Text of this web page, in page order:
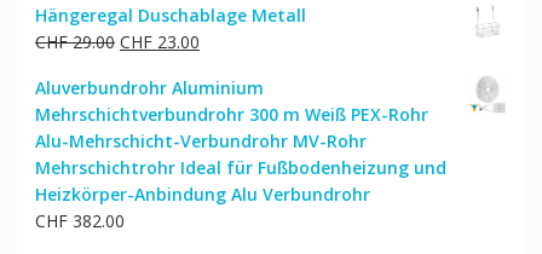
Hängeregal Duschablage Metall
CHF29.00 Ursprünglicher
war:
CHF 29.00
CHF23.00Aktueller
ist:
CHF 23.00.
Aluverbundrohr Aluminium
Mehrschichtverbundrohr 300 m Weiß PEX-Rohr
Alu-Mehrschicht-Verbundrohr MV-Rohr
Mehrschichtrohr Ideal für Fußbodenheizung und
Heizkörper-Anbindung Alu Verbundrohr
CHF382.00